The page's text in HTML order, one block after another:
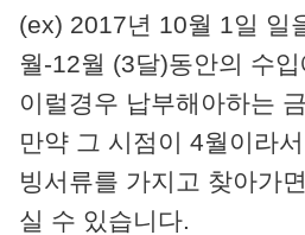
(ex) 2017년 10월 1일 일
월-12월 (3달)동안의 수
이럴경우 납부해아하는
만약 그 시점이 4월이라
빙서류를 가지고 찾아가
실 수 있습니다.